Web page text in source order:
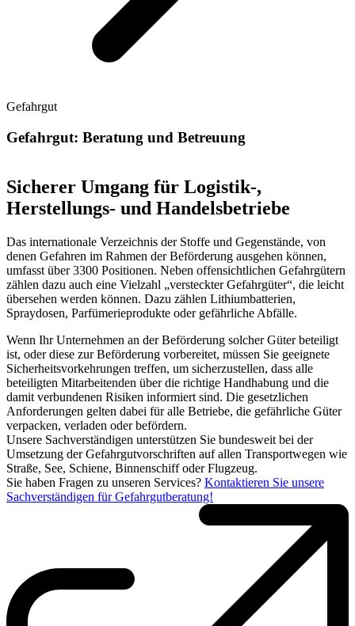
Gefahrgut
Gefahrgut: Beratung und Betreuung
Sicherer Umgang für Logistik-,
Herstellungs- und Handelsbetriebe
Das internationale Verzeichnis der Stoffe und Gegenstände, von
denen Gefahren im Rahmen der Beförderung ausgehen können,
umfasst über 3300 Positionen. Neben offensichtlichen Gefahrgütern
zählen dazu auch eine Vielzahl „versteckter Gefahrgüter“, die leicht
übersehen werden können. Dazu zählen Lithiumbatterien,
Spraydosen, Parfümerieprodukte oder gefährliche Abfälle.
Wenn Ihr Unternehmen an der Beförderung solcher Güter beteiligt
ist, oder diese zur Beförderung vorbereitet, müssen Sie geeignete
Sicherheitsvorkehrungen treffen, um sicherzustellen, dass alle
beteiligten Mitarbeitenden über die richtige Handhabung und die
damit verbundenen Risiken informiert sind. Die gesetzlichen
Anforderungen gelten dabei für alle Betriebe, die gefährliche Güter
verpacken, verladen oder befördern.
Unsere Sachverständigen unterstützen Sie bundesweit bei der
Umsetzung der Gefahrgutvorschriften auf allen Transportwegen wie
Straße, See, Schiene, Binnenschiff oder Flugzeug.
Sie haben Fragen zu unseren Services? Kontaktieren Sie unsere
Sachverständigen für Gefahrgutberatung!